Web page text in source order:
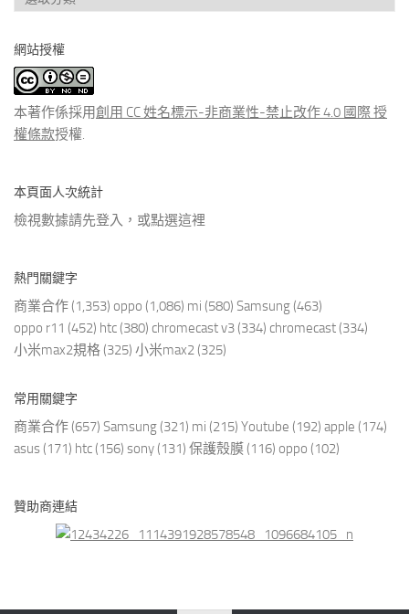
看
類
文
章
網站授權
本著作係採用創用 CC 姓名標示-非商業性-禁止改作 4.0 國際 授
權條款授權.
本頁面人次統計
檢視數據請先登入，或點選這裡
熱門關鍵字
商業合作 (1,353) oppo (1,086) mi (580) Samsung (463)
oppo r11 (452) htc (380) chromecast v3 (334) chromecast (334)
小米max2規格 (325) 小米max2 (325)
常用關鍵字
商業合作 (657) Samsung (321) mi (215) Youtube (192) apple (174)
asus (171) htc (156) sony (131) 保護殼膜 (116) oppo (102)
贊助商連結